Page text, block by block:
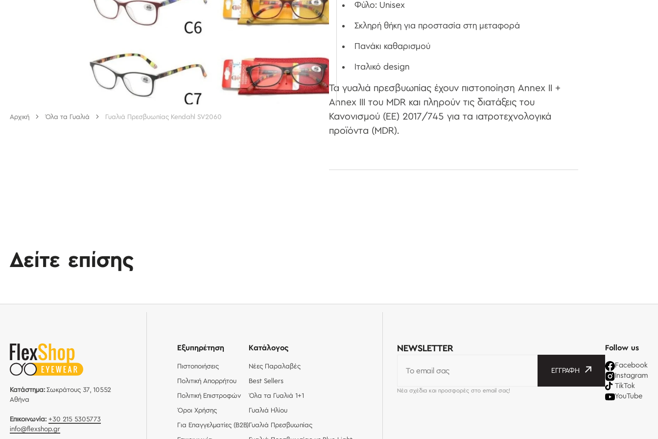
Φύλο: Unisex
Σκληρή θήκη για προστασία στη μεταφορά
Πανάκι καθαρισμού
Ιταλικό design
Τα γυαλιά πρεσβυωπίας έχουν πιστοποίηση Annex II +
Annex III του MDR και πληρούν τις διατάξεις του
Κανονισμού (ΕΕ) 2017/745 για τα ιατροτεχνολογικά
προϊόντα (MDR).
Αρχική Όλα τα Γυαλιά Γυαλιά Πρεσβυωπίας Kendahl SV2060
Δείτε επίσης
Κατάστημα:Σωκράτους 37, 10552
Αθήνα
Επικοινωνία: +30 215 5305773
info@flexshop.gr
Εξυπηρέτηση
Πιστοποιήσεις
Πολιτική Απορρήτου
Πολιτική Επιστροφών
Όροι Χρήσης
Για Επαγγελματίες (Β2Β)
Κατάλογος
Νέες Παραλαβές
Best Sellers
Όλα τα Γυαλιά 1+1
Γυαλιά Ηλίου
Γυαλιά Πρεσβυωπίας
NEWSLETTER
Το email σας ΕΓΓΡΑΦΉ
Νέα σχέδια και προσφορές στο email σας!
Follow us
Facebook
Instagram
TikTok
YouTube